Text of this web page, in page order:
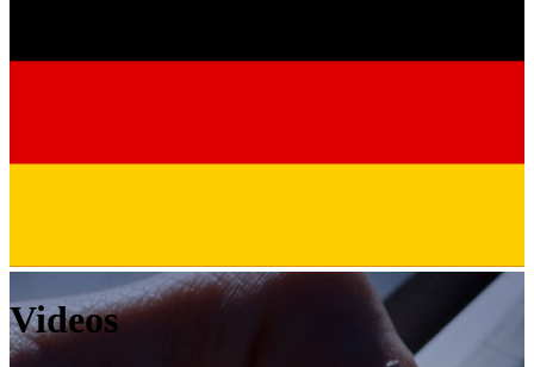
Videos